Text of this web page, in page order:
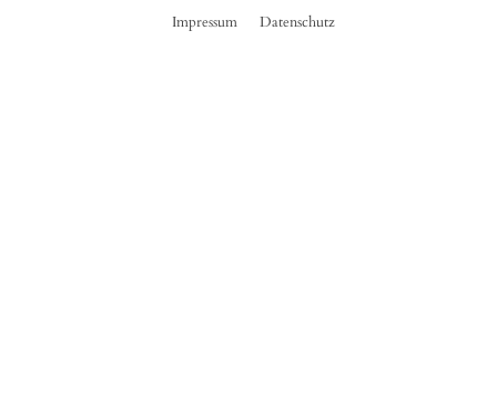
Impressum Datenschutz